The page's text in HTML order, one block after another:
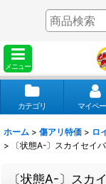
メニュー
カテゴリ マイペ
ホーム > 傷アリ特価 > ロ
>
〔状態A-〕スカイセイ
〔状態A-〕スカ